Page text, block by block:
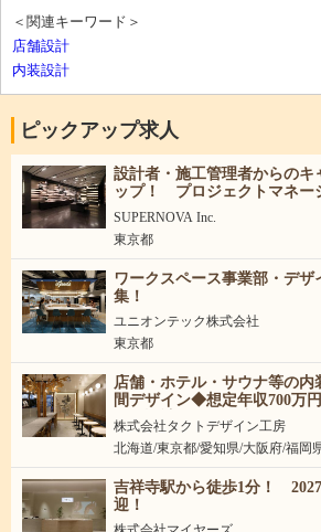
＜関連キーワード＞
店舗設計
内装設計
ピックアップ求人
設計者・施工管理者からのキ
ップ！ プロジェクトマネー
集
SUPERNOVA Inc.
東京都
ワークスペース事業部・デザ
集！
ユニオンテック株式会社
東京都
店舗・ホテル・サウナ等の内
間デザイン◆想定年収700万
画・設計から引き渡しまで担当
株式会社タクトデザイン工房
北海道/東京都/愛知県/大阪府/福岡
吉祥寺駅から徒歩1分！
迎！